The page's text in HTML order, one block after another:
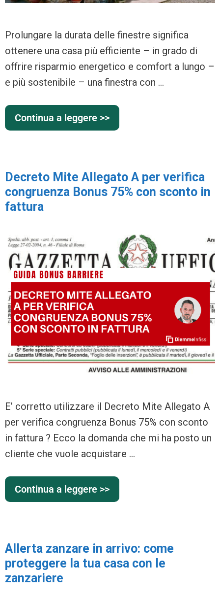
Prolungare la durata delle finestre significa
ottenere una casa più efficiente – in grado di
offrire risparmio energetico e comfort a lungo –
e più sostenibile – una finestra con …
Continua a leggere >>
Decreto Mite Allegato A per verifica
congruenza Bonus 75% con sconto in
fattura
E’ corretto utilizzare il Decreto Mite Allegato A
per verifica congruenza Bonus 75% con sconto
in fattura ? Ecco la domanda che mi ha posto un
cliente che vuole acquistare …
Continua a leggere >>
Allerta zanzare in arrivo: come
proteggere la tua casa con le
zanzariere